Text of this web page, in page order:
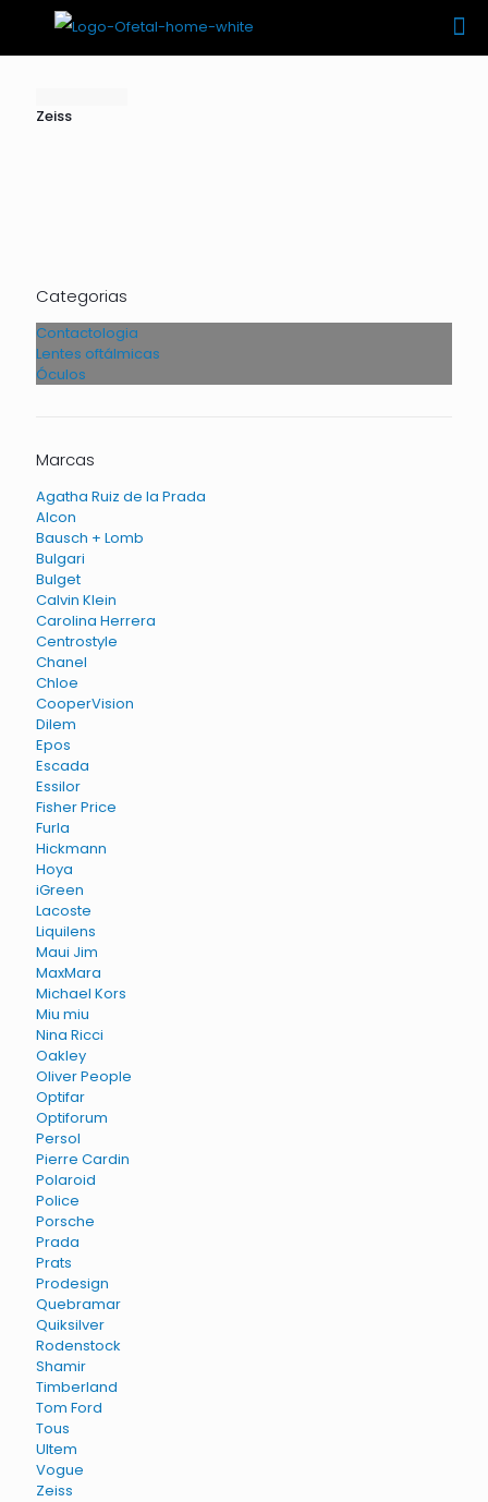
Zeiss
Categorias
Contactologia
Lentes oftálmicas
Óculos
Marcas
Agatha Ruiz de la Prada
Alcon
Bausch + Lomb
Bulgari
Bulget
Calvin Klein
Carolina Herrera
Centrostyle
Chanel
Chloe
CooperVision
Dilem
Epos
Escada
Essilor
Fisher Price
Furla
Hickmann
Hoya
iGreen
Lacoste
Liquilens
Maui Jim
MaxMara
Michael Kors
Miu miu
Nina Ricci
Oakley
Oliver People
Optifar
Optiforum
Persol
Pierre Cardin
Polaroid
Police
Porsche
Prada
Prats
Prodesign
Quebramar
Quiksilver
Rodenstock
Shamir
Timberland
Tom Ford
Tous
Ultem
Vogue
Zeiss